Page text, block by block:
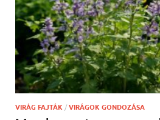
VIRÁG FAJTÁK / VIRÁGOK GONDOZÁSA